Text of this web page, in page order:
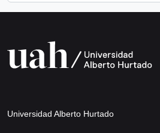
Universidad Alberto Hurtado